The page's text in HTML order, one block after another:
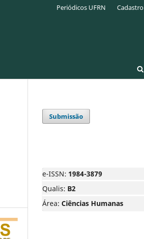
Periódicos UFRN Cadastro
Submissão
e-ISSN: 1984-3879
Qualis: B2
Área: Ciências Humanas